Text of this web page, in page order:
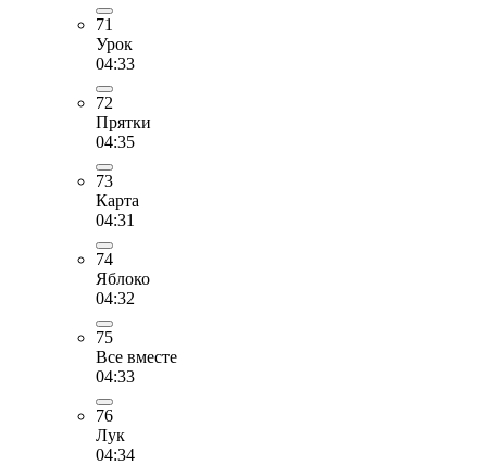
71
Урок
04:33
72
Прятки
04:35
73
Карта
04:31
74
Яблоко
04:32
75
Все вместе
04:33
76
Лук
04:34